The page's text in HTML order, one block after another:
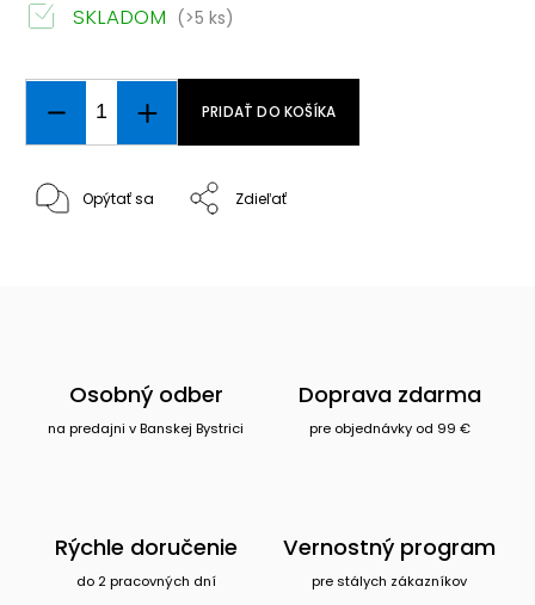
SKLADOM (>5 ks)
PRIDAŤ DO KOŠÍKA
Opýtať sa Zdieľať
Osobný odber
na predajni v Banskej Bystrici
Doprava zdarma
pre objednávky od 99 €
Rýchle doručenie
do 2 pracovných dní
Vernostný program
pre stálych zákazníkov